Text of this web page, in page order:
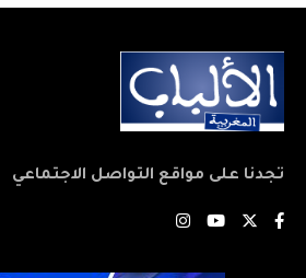
تجدنا على مواقع التواصل الاجتماعي